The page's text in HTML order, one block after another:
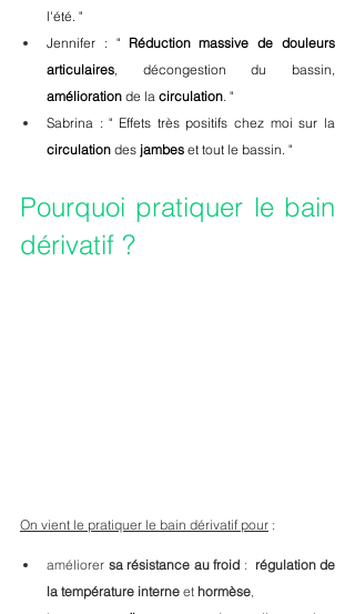
l'été. "
Jennifer : " Réduction massive de douleurs
articulaires
amélioration de la circulation. "
circulation des jambes et tout le bassin. "
Pourquoi pratiquer le bain
dérivatif ?
On vient le pratiquer le bain dérivatif pour :
améliorer sa résistance au froid : régulation de
la température interne et hormèse,